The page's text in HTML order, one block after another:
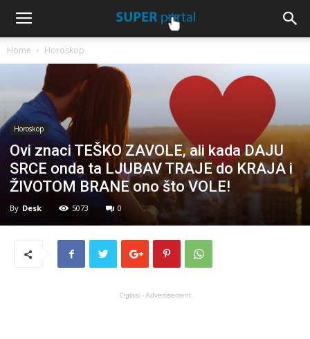
Home Horoskop
Horoskop
Ovi znaci TEŠKO ZAVOLE, ali kada DAJU
SRCE onda ta LJUBAV TRAJE do KRAJA i
ŽIVOTOM BRANE ono što VOLE!
By Desk 5073 0
Oglasi - Advertisement